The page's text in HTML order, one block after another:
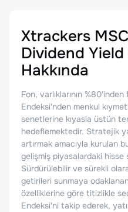
Xtrackers
Dividend
Hakkında
Fon, varlıklarının %80'inden
Endeksi'nden menkul
senetlerine kıyasla üstün
hedeflemektedir. Stratejik
artırmak amacıyla kurulan
gelişmiş piyasalardaki hisse
Sürdürülebilir ve sürekli
getirileri sunmaya
özelliklerine göre titizlikle
Endeksi'ni takip ederek,